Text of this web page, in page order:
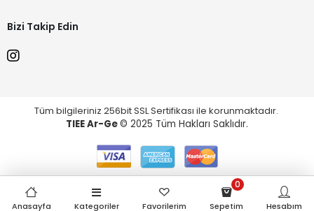
Bizi Takip Edin
Tüm bilgileriniz 256bit SSL Sertifikası ile korunmaktadır.
TIEE Ar-Ge© 2025 Tüm Hakları Saklıdır.
Anasayfa Kategoriler Favorilerim Sepetim
0
Hesabım